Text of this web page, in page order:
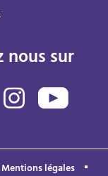
nous sur
Mentions légales